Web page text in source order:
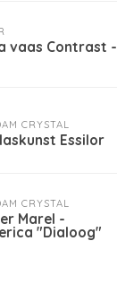
vaas Contrast -
CRYSTAL
Essilor
CRYSTAL
Marel -
"Dialoog"